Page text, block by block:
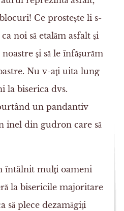
Ce prosteşte li s-
noi să etalăm asfalt şi
şi să le înfăşurăm
Nu v-aţi uita lung
la biserica dvs.
un pandantiv
inel din gudron care să
întâlnit mulţi oameni
la bisericile majoritare
să plece dezamăgiţi